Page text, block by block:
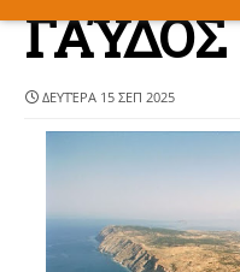
ΓΑΎΔΟΣ
ΔΕΥΤΈΡΑ 15 ΣΕΠ 2025